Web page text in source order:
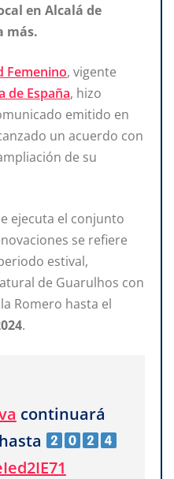
en Alcalá de
más.
Femenino, vigente
de España, hizo
emitido en
un acuerdo con
de su
ejecuta el conjunto
se refiere
estival,
de Guarulhos con
Romero hasta el
.
continuará